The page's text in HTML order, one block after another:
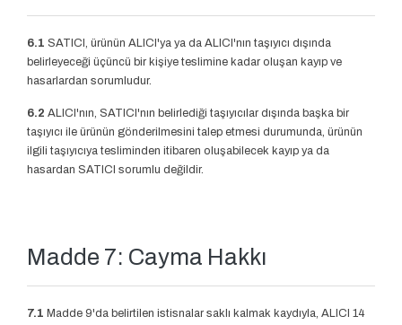
6.1 SATICI, ürünün ALICI'ya ya da ALICI'nın taşıyıcı dışında
belirleyeceği üçüncü bir kişiye teslimine kadar oluşan kayıp ve
hasarlardan sorumludur.
6.2 ALICI'nın, SATICI'nın belirlediği taşıyıcılar dışında başka bir
taşıyıcı ile ürünün gönderilmesini talep etmesi durumunda, ürünün
ilgili taşıyıcıya tesliminden itibaren oluşabilecek kayıp ya da
hasardan SATICI sorumlu değildir.
Madde 7: Cayma Hakkı
7.1 Madde 9'da belirtilen istisnalar saklı kalmak kaydıyla, ALICI 14